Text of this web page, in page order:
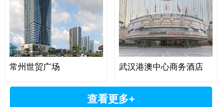
常州世贸广场 武汉港澳中心商务酒店
查看更多+